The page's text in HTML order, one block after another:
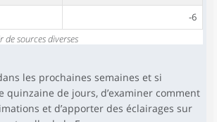
-6
de sources diverses
les prochaines semaines et si
quinzaine de jours, d’examiner comment
et d’apporter des éclairages sur